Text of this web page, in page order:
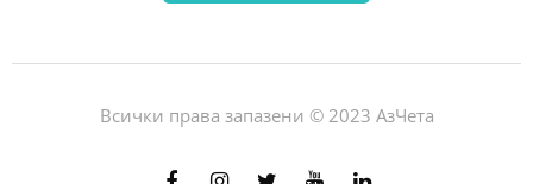
Всички права запазени © 2023 АзЧета